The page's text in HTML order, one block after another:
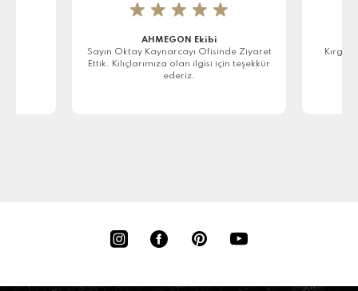
★ ★ ★ ★ ★
AHMEGON Ekibi
Sayın Oktay Kaynarcayı Ofisinde Ziyaret
Ettik. Kılıçlarımıza olan ilgisi için teşekkür
ederiz.